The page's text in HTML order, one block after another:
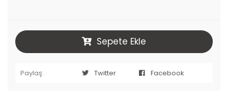
Sepete Ekle
Paylaş: Twitter Facebook